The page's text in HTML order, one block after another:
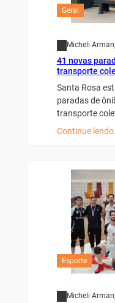
Geral
Micheli
41 novas
transporte
Santa Rosa
paradas de
transporte
Continue
Esporte
Micheli